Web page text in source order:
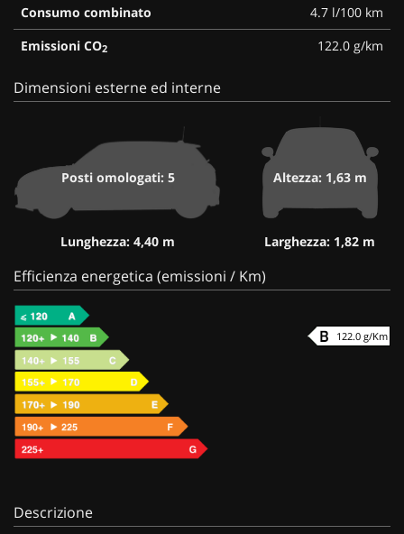
Consumo combinato
4.7 l/100 km
Emissioni CO2 122.0 g/km
Dimensioni esterne ed interne
Posti omologati: 5
Lunghezza: 4,40 m
Altezza: 1,63 m
Larghezza: 1,82 m
Efficienza energetica (emissioni / Km)
122.0 g/Km
Descrizione